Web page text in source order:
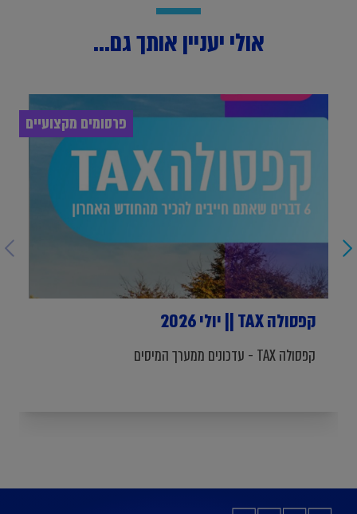
אולי יעניין אותך גם...
פרסומים מקצועיים
קפסולה TAX || יולי 2026
קפסולה TAX - עדכונים ממערך המיסים